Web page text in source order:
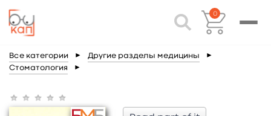
0
Все категории ► Другие разделы медицины ►
Стоматология ►